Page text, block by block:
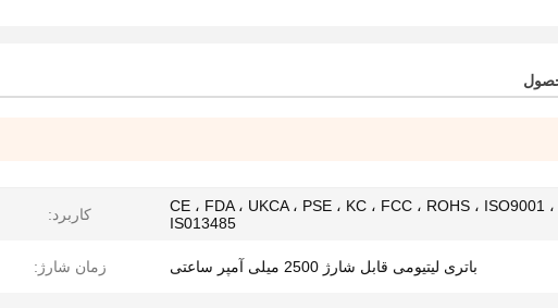
CE ، FDA ، UKCA ، PSE ، KC ، FCC ، ROHS ، ISO9001 ،
IS013485
کاربرد:
باتری لیتیومی قابل شارژ 2500 میلی آمپر ساعتی زمان شارژ: